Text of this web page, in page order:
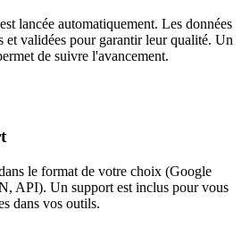
lancée automatiquement. Les données
et validées pour garantir leur qualité. Un
de suivre l'avancement.
le format de votre choix (Google
API). Un support est inclus pour vous
dans vos outils.